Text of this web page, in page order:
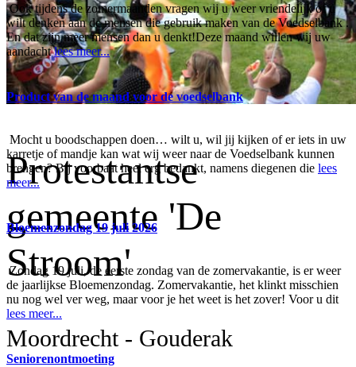
Protestantse
gemeente 'De
Stroom'
Moordrecht - Gouderak
Ook tijdens de zomermaanden vragen wij u weer vriendelijk of u
wilt denken aan de mensen die gebruik maken van de Voedselbank .
En dat zijn meer mensen dan u denkt!Deze maand willen wij uw
aandachtlees meer...
Product van de maand voor de voedselbank
Mocht u boodschappen doen… wilt u, wil jij kijken of er iets in uw
karretje of mandje kan wat wij weer naar de Voedselbank kunnen
brengen? Bij voorbaat heel erg bedankt, namens diegenen die lees
meer...
Bloemenzondag 19 juli 2026
Zondag 19 juli, de eerste zondag van de zomervakantie, is er weer
de jaarlijkse Bloemenzondag. Zomervakantie, het klinkt misschien
nu nog wel ver weg, maar voor je het weet is het zover! Voor u dit
lees meer...
Seniorenontmoeting